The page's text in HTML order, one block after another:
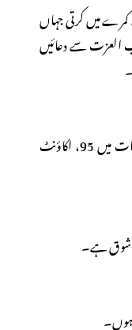
کمرے میں کرتی جہاں
العزت سے دعائیں
ج: 92.6فیصد نمبر حاصل ہوئے۔ ریاضی میں کل مارکس98معاشیات میں 95، اکاؤنٹ
ہوں۔